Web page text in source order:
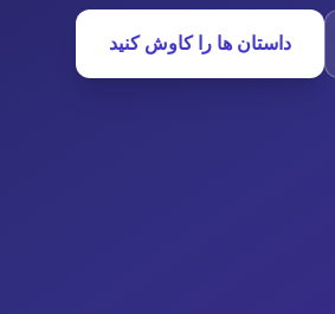
داستان ها را کاوش کنید